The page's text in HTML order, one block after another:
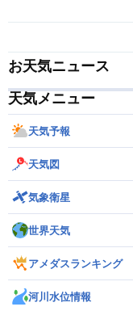
お天気ニュース
天気メニュー
天気予報
天気図
気象衛星
世界天気
アメダスランキング
河川水位情報